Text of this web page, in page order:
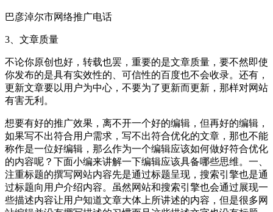
巴彦淖尔市网络推广电话
3、文章质量
不论你原创也好，转载也罢，重要的是文章质量，要不然即使
你发布的是具有实效性的、可信性的百度也不会收录。还有，
更新文章要以用户为中心，不要为了更新而更新，那样对网站
有害无利。
想要有好的推广效果，离不开一个好的编辑，但再好的编辑，
如果写不出符合用户需求，写不出符合优化的文章，那也不能
称作是一位好编辑，那么作为一个编辑应该如何做好符合优化
的内容呢？下面小编来讲解一下编辑应该具备哪些思维。一、
注重标题的撰写网站内容先是通过标题呈现，搜索引擎也是通
过标题向用户介绍内容。虽然网站和搜索引擎也会通过展现一
些描述内容让用户知道文章大体上所讲述的内容，但是很多网